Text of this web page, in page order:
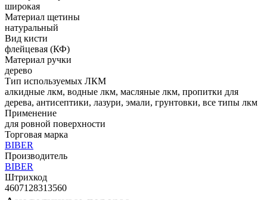
широкая
Материал щетины
натуральный
Вид кисти
флейцевая (КФ)
Материал ручки
дерево
Тип используемых ЛКМ
алкидные лкм, водные лкм, масляные лкм, пропитки для
дерева, антисептики, лазури, эмали, грунтовки, все типы лкм
Применение
для ровной поверхности
Торговая марка
BIBER
Производитель
BIBER
Штрихкод
4607128313560